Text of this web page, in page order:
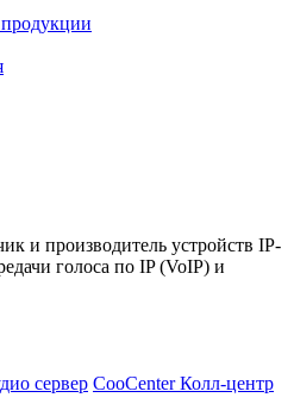
и производитель устройств IP-
голоса по IP (VoIP) и
сервер CooCenter Колл-центр